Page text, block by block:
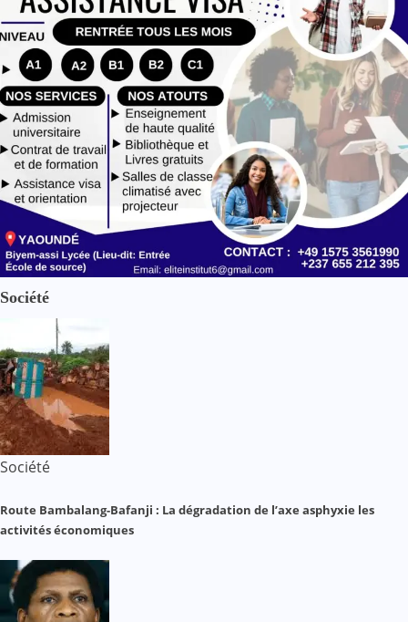
Société
Société
Route Bambalang-Bafanji : La dégradation de l’axe asphyxie les
activités économiques